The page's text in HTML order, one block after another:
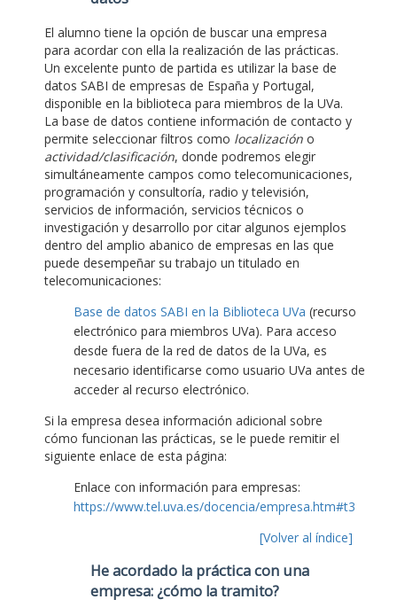
El alumno tiene la opción de buscar una empresa
para acordar con ella la realización de las prácticas.
Un excelente punto de partida es utilizar la base de
datos SABI de empresas de España y Portugal,
disponible en la biblioteca para miembros de la UVa.
La base de datos contiene información de contacto y
permite seleccionar filtros como localización o
actividad/clasificación, donde podremos elegir
simultáneamente campos como telecomunicaciones,
programación y consultoría, radio y televisión,
servicios de información, servicios técnicos o
investigación y desarrollo por citar algunos ejemplos
dentro del amplio abanico de empresas en las que
puede desempeñar su trabajo un titulado en
telecomunicaciones:
Base de datos SABI en la Biblioteca UVa (recurso
electrónico para miembros UVa). Para acceso
desde fuera de la red de datos de la UVa, es
necesario identificarse como usuario UVa antes de
acceder al recurso electrónico.
Si la empresa desea información adicional sobre
cómo funcionan las prácticas, se le puede remitir el
siguiente enlace de esta página:
Enlace con información para empresas:
https://www.tel.uva.es/docencia/empresa.htm#t3
[Volver al índice]
He acordado la práctica con una
empresa: ¿cómo la tramito?